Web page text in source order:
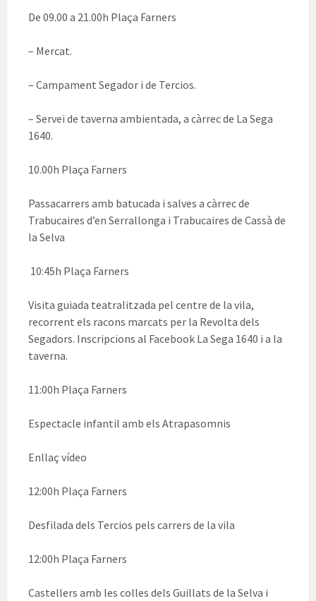
De 09.00 a 21.00h Plaça Farners
– Mercat.
– Campament Segador i de Tercios.
– Servei de taverna ambientada, a càrrec de La Sega
1640.
10.00h Plaça Farners
Passacarrers amb batucada i salves a càrrec de
Trabucaires d’en Serrallonga i Trabucaires de Cassà de
la Selva
10:45h Plaça Farners
Visita guiada teatralitzada pel centre de la vila,
recorrent els racons marcats per la Revolta dels
Segadors. Inscripcions al Facebook La Sega 1640 i a la
taverna.
11:00h Plaça Farners
Espectacle infantil amb els Atrapasomnis
Enllaç vídeo
12:00h Plaça Farners
Desfilada dels Tercios pels carrers de la vila
12:00h Plaça Farners
Castellers amb les colles dels Guillats de la Selva i